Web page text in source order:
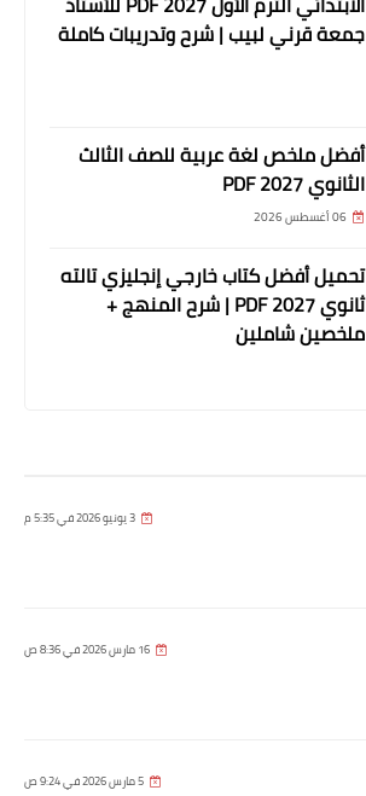
جمعة قرني لبيب | شرح وتدريبات كاملة
أفضل ملخص لغة عربية للصف الثالث
الثانوي 2027 PDF
06 أغسطس 2026
تحميل أفضل كتاب خارجي إنجليزي تالته
ثانوي 2027 PDF | شرح المنهج +
ملخصين شاملين
3 يونيو 2026 في 5:35 م
16 مارس 2026 في 8:36 ص
5 مارس 2026 في 9:24 ص